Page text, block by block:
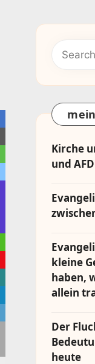
Kirche
und AFD
kleine
haben,
allein
Der
heute